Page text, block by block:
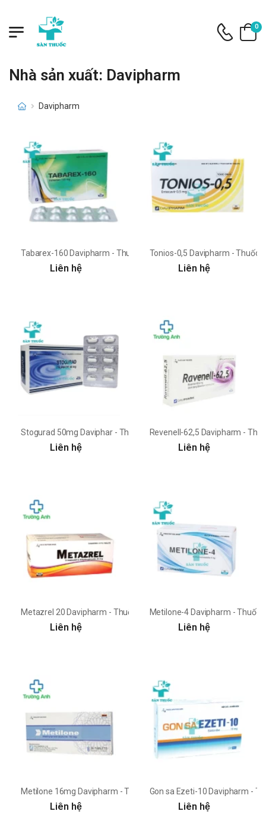
0
Nhà sản xuất: Davipharm
Davipharm
Tabarex-160 Davipharm - Thuốc trị tăng huyết áp dạng uống
Liên hệ
Tonios-0,5 Davipharm - Thuốc
Liên hệ
Stogurad 50mg Daviphar - Thuốc điều trị rối loạn lo âu hiệu quả
Liên hệ
Revenell-62,5 Davipharm -
Liên hệ
Metazrel 20 Davipharm - Thuốc điều trị đau thắt ngực hiệu quả
Liên hệ
Metilone-4 Davipharm - Thuốc
Liên hệ
Metilone 16mg Davipharm - Thuốc kháng viêm dạng uống
Liên hệ
Gon sa Ezeti-10 Davipharm -
Liên hệ